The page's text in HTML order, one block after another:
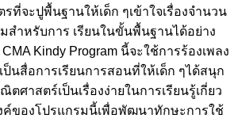
รที่จะปูพื้นฐานให้เด็ก ๆเข้าใจเรื่องจำนวน
สำหรับการ เรียนในขั้นพื้นฐานได้อย่าง
Kindy Program นี้จะใช้การร้องเพลง
ป็นสื่อการเรียนการสอนที่ให้เด็ก ๆได้สนุก
ตศาสตร์เป็นเรื่องง่ายในการเรียนรู้เกี่ยว
ค์ของโปรแกรมนี้เพื่อพัฒนาทักษะการใช้